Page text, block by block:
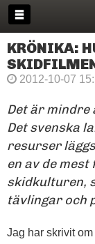
KRÖNIKA:
2012-10-07
Det är mindre
Det svenska
resurser
en av de
skidkulturen,
tävlingar och
Jag har skrivit